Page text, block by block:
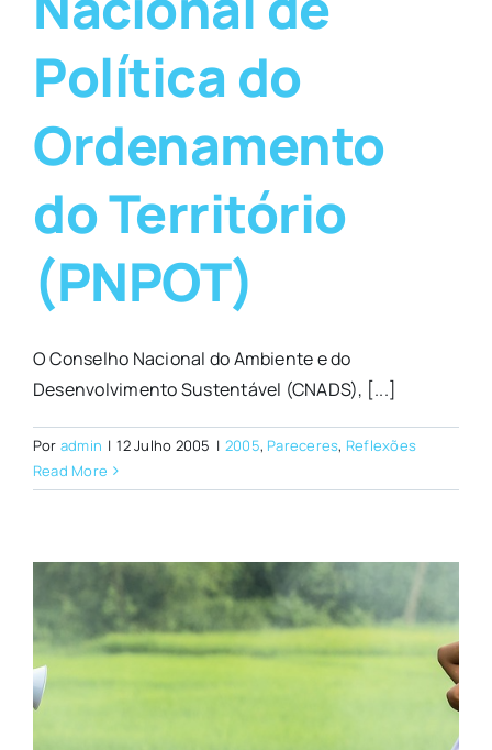
Política do
Ordenamento
do Território
(PNPOT)
O Conselho Nacional do Ambiente e do
Desenvolvimento Sustentável (CNADS), [...]
Por admin | 12 Julho 2005 | 2005, Pareceres, Reflexões
Read More